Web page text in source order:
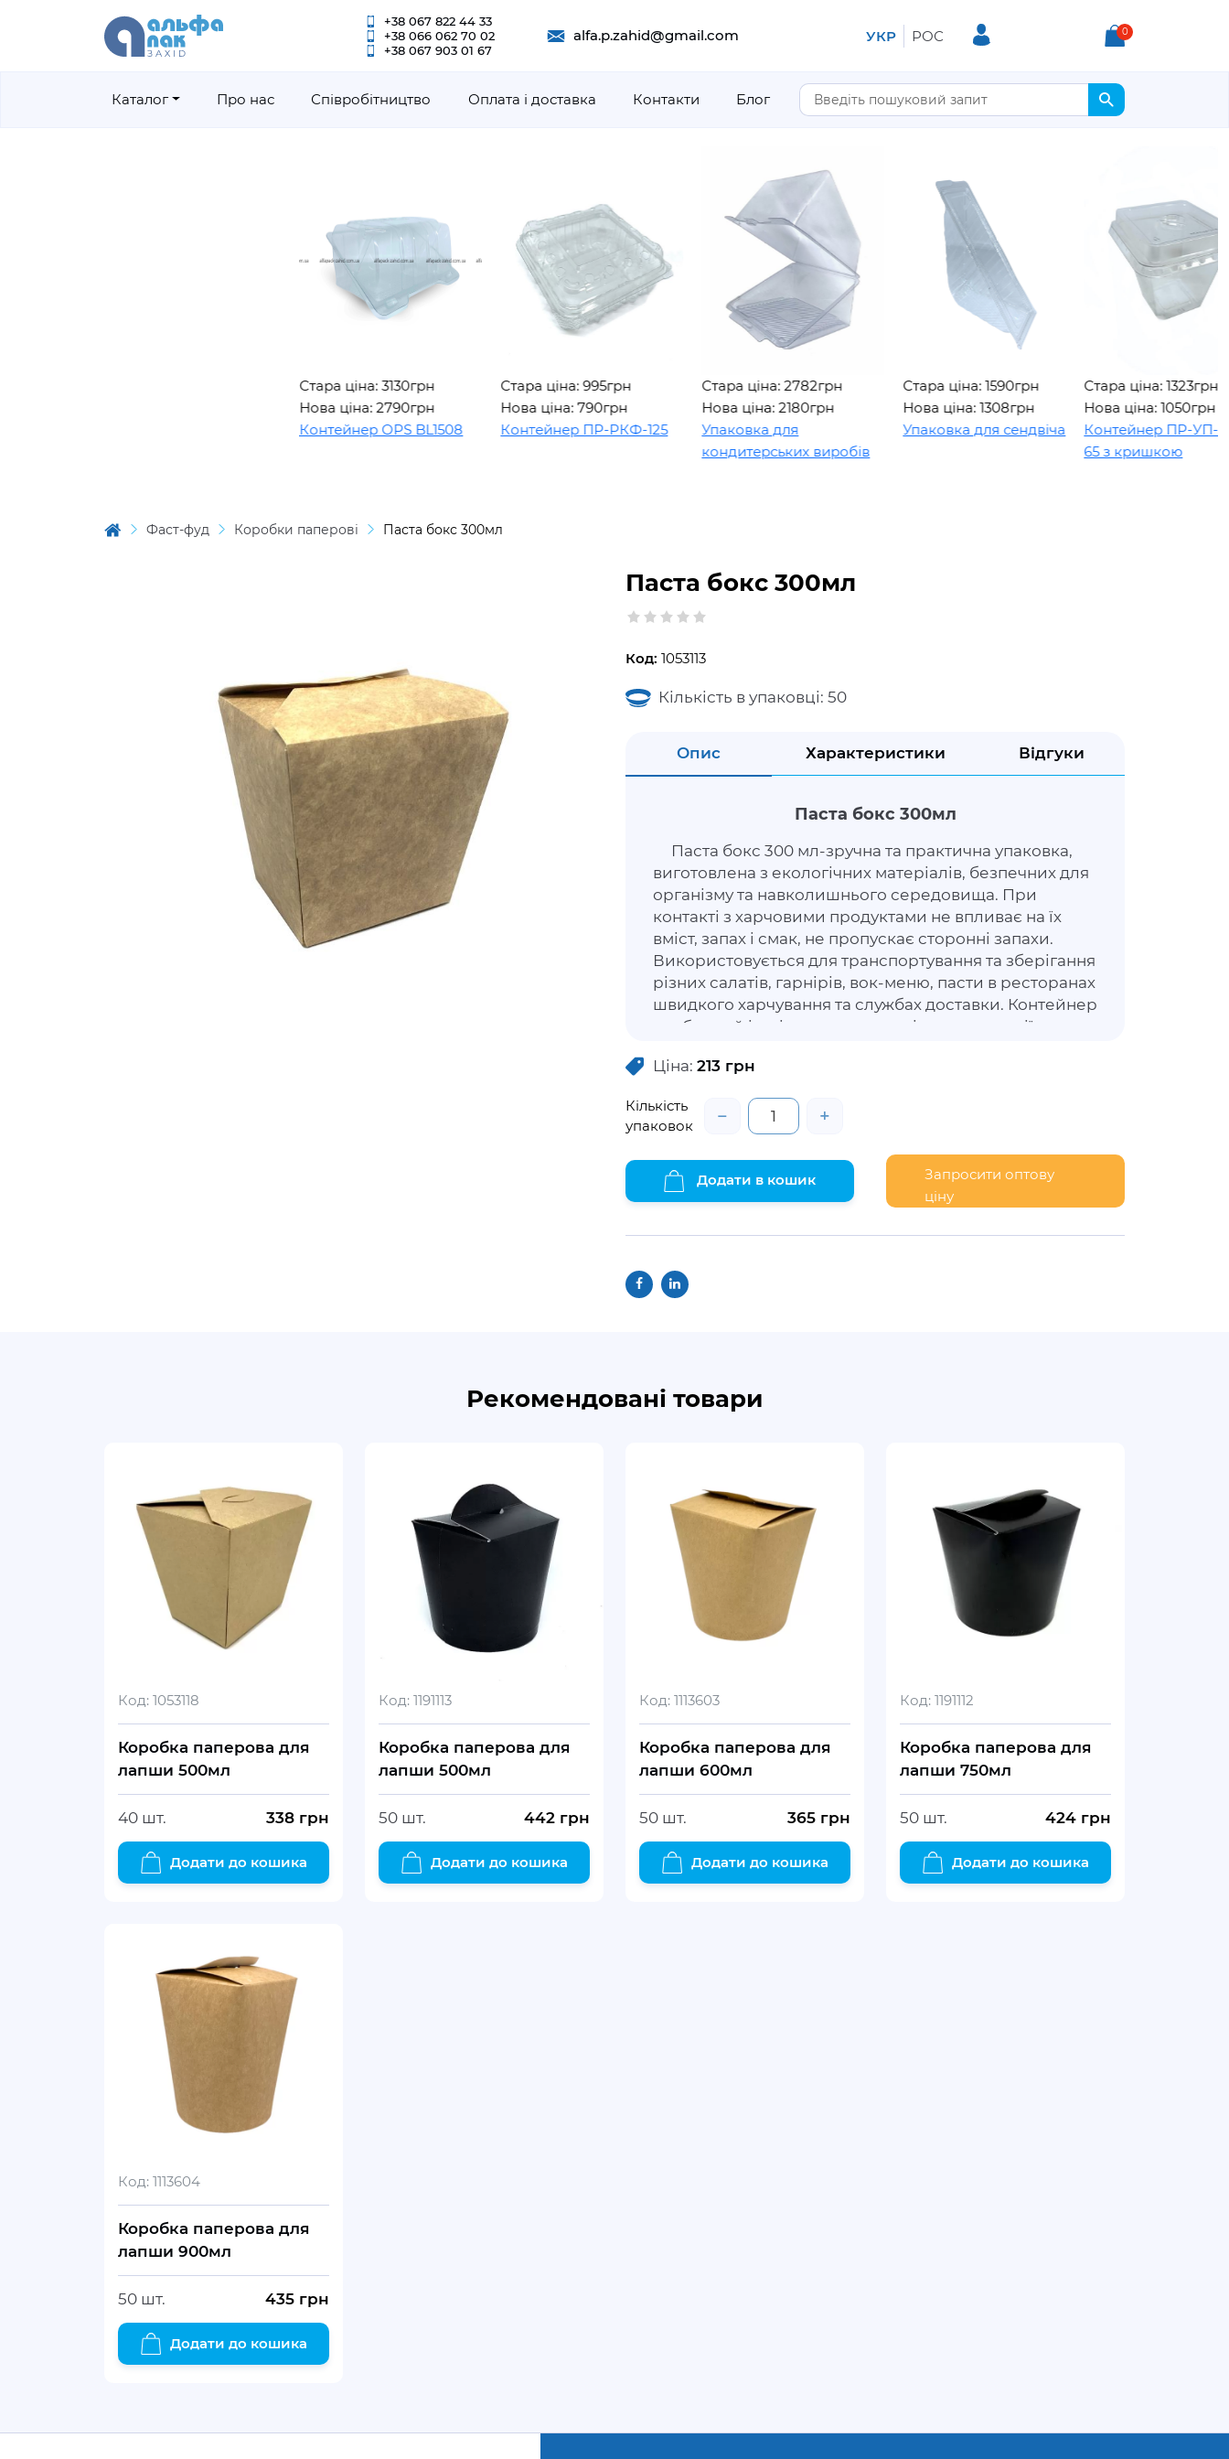
+38 067 822 44 33
+38 066 062 70 02
+38 067 903 01 67
alfa.p.zahid@gmail.com УКР РОС 0
Каталог Про нас Співробітництво Оплата і доставка Контакти Блог
Стара ціна: 3130грн
Нова ціна: 2790грн
Контейнер OPS BL1508
Стара ціна: 995грн
Нова ціна: 790грн
Контейнер ПР-РКФ-125
Стара ціна: 2782грн
Нова ціна: 2180грн
Упаковка для
кондитерських виробів
Стара ціна: 1590грн
Нова ціна: 1308грн
Упаковка для сендвіча
Стара ціна: 1323грн
Нова ціна: 1050грн
Контейнер ПР-УП-109 х
65 з кришкою
Фаст-фуд Коробки паперові Паста бокс 300мл
Паста бокс 300мл
Код: 1053113
Кількість в упаковці: 50
Опис Характеристики Відгуки
Паста бокс 300мл
Паста бокс 300 мл-зручна та практична упаковка,
виготовлена з екологічних матеріалів, безпечних для
організму та навколишнього середовища. При
контакті з харчовими продуктами не впливає на їх
вміст, запах і смак, не пропускає сторонні запахи.
Використовується для транспортування та зберігання
різних салатів, гарнірів, вок-меню, пасти в ресторанах
швидкого харчування та службах доставки. Контейнер
зроблений із щільного картону і при взаємодії з
Упаковка дозволить продуктам не втратити зовнішню
Ціна: 213 грн
Кількість
упаковок
− +
Додати в кошик
Запросити оптову
ціну
Рекомендовані товари
Код: 1053118
Коробка паперова для
лапши 500мл
40 шт. 338 грн
Додати до кошика
Код: 1191113
Коробка паперова для
лапши 500мл
50 шт. 442 грн
Додати до кошика
Код: 1113603
Коробка паперова для
лапши 600мл
50 шт. 365 грн
Додати до кошика
Код: 1191112
Коробка паперова для
лапши 750мл
50 шт. 424 грн
Додати до кошика
Код: 1113604
Коробка паперова для
лапши 900мл
50 шт. 435 грн
Додати до кошика